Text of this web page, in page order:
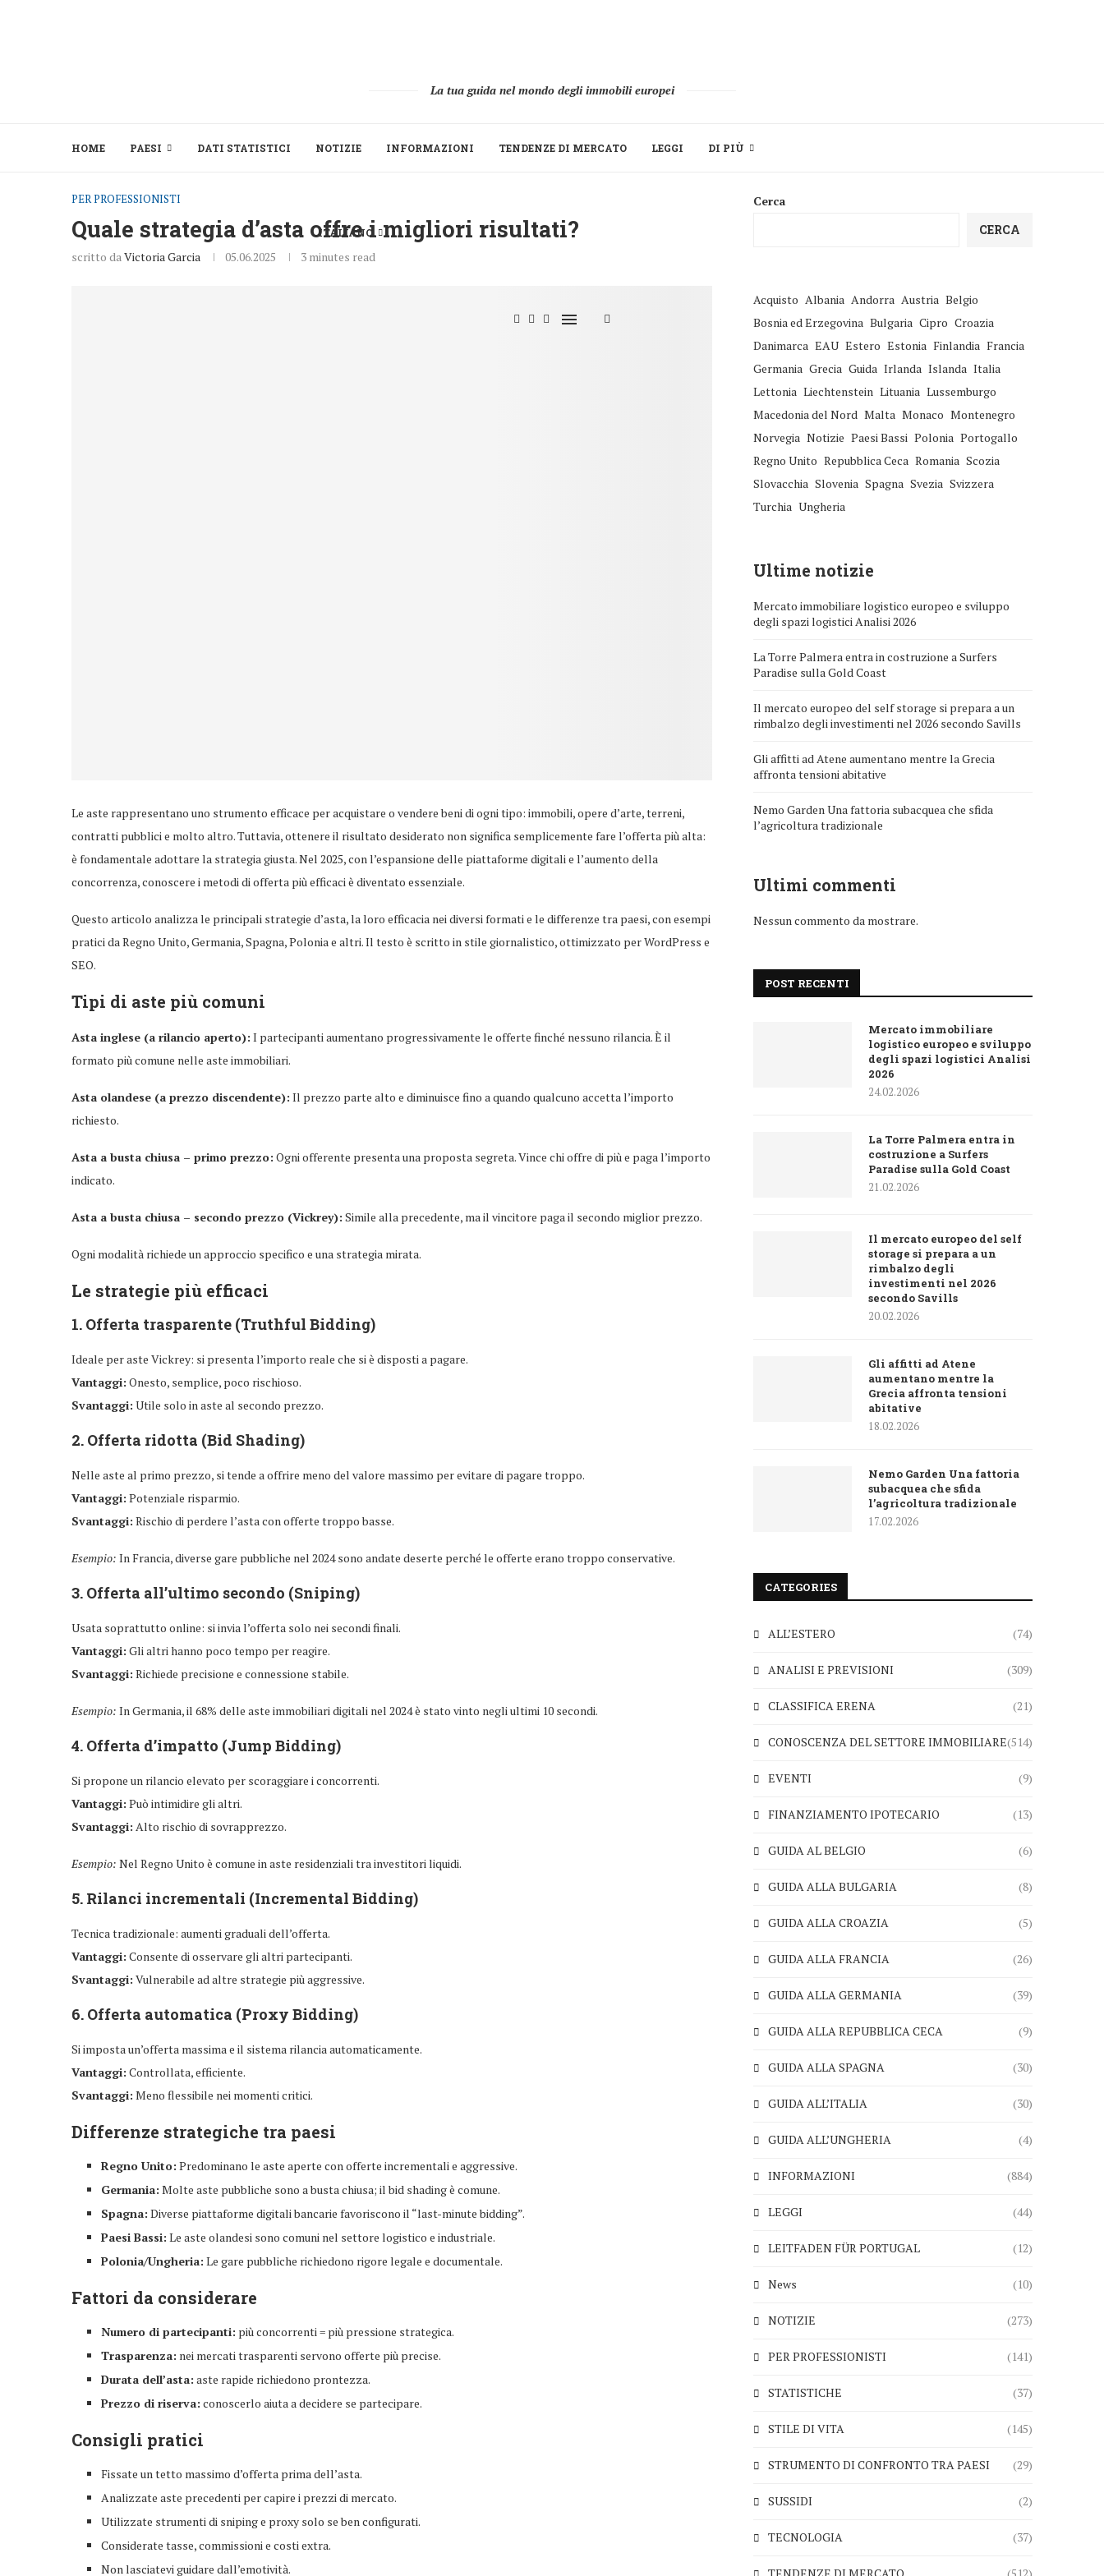
La tua guida nel mondo degli immobili europei
HOME PAESI DATI STATISTICI NOTIZIE INFORMAZIONI TENDENZE DI MERCATO LEGGI DI PIÙ
ITALIANO
PER PROFESSIONISTI
Quale strategia d’asta offre i migliori risultati?
scritto daVictoria Garcia 05.06.2025 3 minutes read
Le aste rappresentano uno strumento efficace per acquistare o vendere beni di ogni tipo: immobili, opere d’arte, terreni,
contratti pubblici e molto altro. Tuttavia, ottenere il risultato desiderato non significa semplicemente fare l’offerta più alta:
è fondamentale adottare la strategia giusta. Nel 2025, con l’espansione delle piattaforme digitali e l’aumento della
concorrenza, conoscere i metodi di offerta più efficaci è diventato essenziale.
Questo articolo analizza le principali strategie d’asta, la loro efficacia nei diversi formati e le differenze tra paesi, con esempi
pratici da Regno Unito, Germania, Spagna, Polonia e altri. Il testo è scritto in stile giornalistico, ottimizzato per WordPress e
SEO.
Tipi di aste più comuni
Asta inglese (a rilancio aperto): I partecipanti aumentano progressivamente le offerte finché nessuno rilancia. È il
formato più comune nelle aste immobiliari.
Asta olandese (a prezzo discendente): Il prezzo parte alto e diminuisce fino a quando qualcuno accetta l’importo
richiesto.
Asta a busta chiusa – primo prezzo: Ogni offerente presenta una proposta segreta. Vince chi offre di più e paga l’importo
indicato.
Asta a busta chiusa – secondo prezzo (Vickrey): Simile alla precedente, ma il vincitore paga il secondo miglior prezzo.
Ogni modalità richiede un approccio specifico e una strategia mirata.
Le strategie più efficaci
1. Offerta trasparente (Truthful Bidding)
Ideale per aste Vickrey: si presenta l’importo reale che si è disposti a pagare.
Vantaggi: Onesto, semplice, poco rischioso.
Svantaggi: Utile solo in aste al secondo prezzo.
2. Offerta ridotta (Bid Shading)
Nelle aste al primo prezzo, si tende a offrire meno del valore massimo per evitare di pagare troppo.
Vantaggi: Potenziale risparmio.
Svantaggi: Rischio di perdere l’asta con offerte troppo basse.
Esempio: In Francia, diverse gare pubbliche nel 2024 sono andate deserte perché le offerte erano troppo conservative.
3. Offerta all’ultimo secondo (Sniping)
Usata soprattutto online: si invia l’offerta solo nei secondi finali.
Vantaggi: Gli altri hanno poco tempo per reagire.
Svantaggi: Richiede precisione e connessione stabile.
Esempio: In Germania, il 68% delle aste immobiliari digitali nel 2024 è stato vinto negli ultimi 10 secondi.
4. Offerta d’impatto (Jump Bidding)
Si propone un rilancio elevato per scoraggiare i concorrenti.
Vantaggi: Può intimidire gli altri.
Svantaggi: Alto rischio di sovrapprezzo.
Esempio: Nel Regno Unito è comune in aste residenziali tra investitori liquidi.
5. Rilanci incrementali (Incremental Bidding)
Tecnica tradizionale: aumenti graduali dell’offerta.
Vantaggi: Consente di osservare gli altri partecipanti.
Svantaggi: Vulnerabile ad altre strategie più aggressive.
6. Offerta automatica (Proxy Bidding)
Si imposta un’offerta massima e il sistema rilancia automaticamente.
Vantaggi: Controllata, efficiente.
Svantaggi: Meno flessibile nei momenti critici.
Differenze strategiche tra paesi
Regno Unito: Predominano le aste aperte con offerte incrementali e aggressive.
Germania: Molte aste pubbliche sono a busta chiusa; il bid shading è comune.
Spagna: Diverse piattaforme digitali bancarie favoriscono il “last-minute bidding”.
Paesi Bassi: Le aste olandesi sono comuni nel settore logistico e industriale.
Polonia/Ungheria: Le gare pubbliche richiedono rigore legale e documentale.
Fattori da considerare
Numero di partecipanti: più concorrenti = più pressione strategica.
Trasparenza: nei mercati trasparenti servono offerte più precise.
Durata dell’asta: aste rapide richiedono prontezza.
Prezzo di riserva: conoscerlo aiuta a decidere se partecipare.
Consigli pratici
Fissate un tetto massimo d’offerta prima dell’asta.
Analizzate aste precedenti per capire i prezzi di mercato.
Utilizzate strumenti di sniping e proxy solo se ben configurati.
Considerate tasse, commissioni e costi extra.
Non lasciatevi guidare dall’emotività.
Cerca
CERCA
Acquisto Albania Andorra Austria Belgio
Bosnia ed Erzegovina Bulgaria Cipro Croazia
Danimarca EAU Estero Estonia Finlandia Francia
Germania Grecia Guida Irlanda Islanda Italia
Lettonia Liechtenstein Lituania Lussemburgo
Macedonia del Nord Malta Monaco Montenegro
Norvegia Notizie Paesi Bassi Polonia Portogallo
Regno Unito Repubblica Ceca Romania Scozia
Slovacchia Slovenia Spagna Svezia Svizzera
Turchia Ungheria
Ultime notizie
Mercato immobiliare logistico europeo e sviluppo
degli spazi logistici Analisi 2026
La Torre Palmera entra in costruzione a Surfers
Paradise sulla Gold Coast
Il mercato europeo del self storage si prepara a un
rimbalzo degli investimenti nel 2026 secondo Savills
Gli affitti ad Atene aumentano mentre la Grecia
affronta tensioni abitative
Nemo Garden Una fattoria subacquea che sfida
l’agricoltura tradizionale
Ultimi commenti
Nessun commento da mostrare.
POST RECENTI
Mercato immobiliare
logistico europeo e sviluppo
degli spazi logistici Analisi
2026
24.02.2026
La Torre Palmera entra in
costruzione a Surfers
Paradise sulla Gold Coast
21.02.2026
Il mercato europeo del self
storage si prepara a un
rimbalzo degli
investimenti nel 2026
secondo Savills
20.02.2026
Gli affitti ad Atene
aumentano mentre la
Grecia affronta tensioni
abitative
18.02.2026
Nemo Garden Una fattoria
subacquea che sfida
l’agricoltura tradizionale
17.02.2026
CATEGORIES
ALL’ESTERO (74)
ANALISI E PREVISIONI (309)
CLASSIFICA ERENA (21)
CONOSCENZA DEL SETTORE IMMOBILIARE(514)
EVENTI (9)
FINANZIAMENTO IPOTECARIO (13)
GUIDA AL BELGIO (6)
GUIDA ALLA BULGARIA (8)
GUIDA ALLA CROAZIA (5)
GUIDA ALLA FRANCIA (26)
GUIDA ALLA GERMANIA (39)
GUIDA ALLA REPUBBLICA CECA (9)
GUIDA ALLA SPAGNA (30)
GUIDA ALL’ITALIA (30)
GUIDA ALL’UNGHERIA (4)
INFORMAZIONI (884)
LEGGI (44)
LEITFADEN FÜR PORTUGAL (12)
News (10)
NOTIZIE (273)
PER PROFESSIONISTI (141)
STATISTICHE (37)
STILE DI VITA (145)
STRUMENTO DI CONFRONTO TRA PAESI (29)
SUSSIDI (2)
TECNOLOGIA (37)